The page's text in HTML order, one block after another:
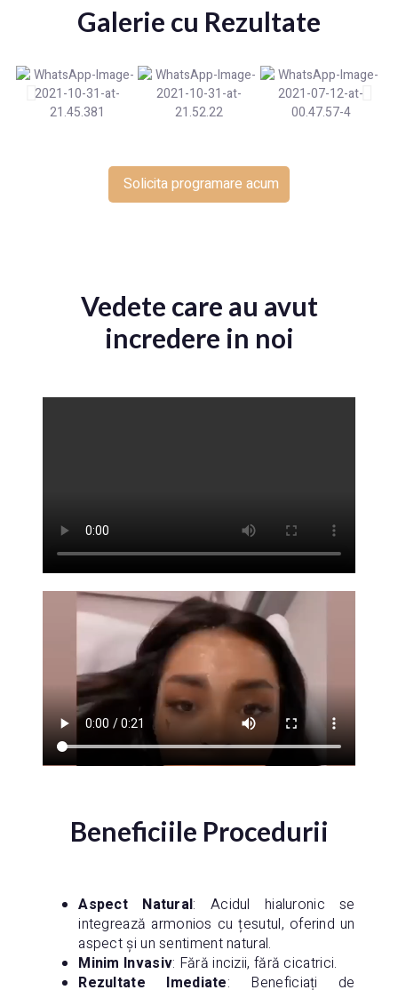
Galerie cu Rezultate
Solicita programare acum
Vedete care au avut
incredere in noi
Beneficiile Procedurii
Aspect Natural: Acidul hialuronic se
integrează armonios cu țesutul, oferind un
aspect și un sentiment natural.
Minim Invasiv: Fără incizii, fără cicatrici.
Rezultate Imediate: Beneficiați de